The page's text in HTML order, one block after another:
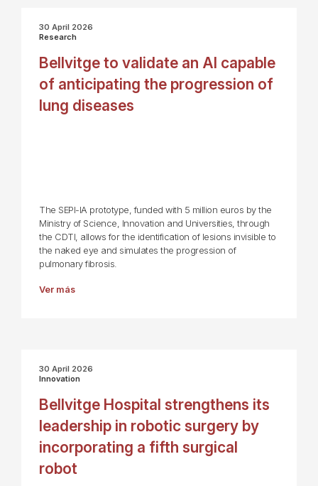
30 April 2026
Research
Bellvitge to validate an AI capable
of anticipating the progression of
lung diseases
The SEPI-IA prototype, funded with 5 million euros by the
Ministry of Science, Innovation and Universities, through
the CDTI, allows for the identification of lesions invisible to
the naked eye and simulates the progression of
pulmonary fibrosis.
Ver más
30 April 2026
Innovation
Bellvitge Hospital strengthens its
leadership in robotic surgery by
incorporating a fifth surgical
robot